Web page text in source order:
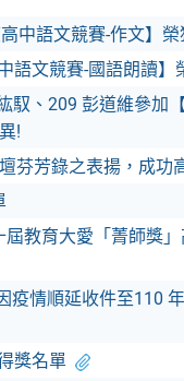
中語文競賽-作文】
語文競賽-國語朗讀】
馭、209 彭道維參加
!
芬芳錄之表揚，成功
教育大愛「菁師獎
疫情順延收件至110
獎名單